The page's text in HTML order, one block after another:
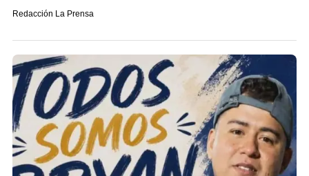
Redacción La Prensa